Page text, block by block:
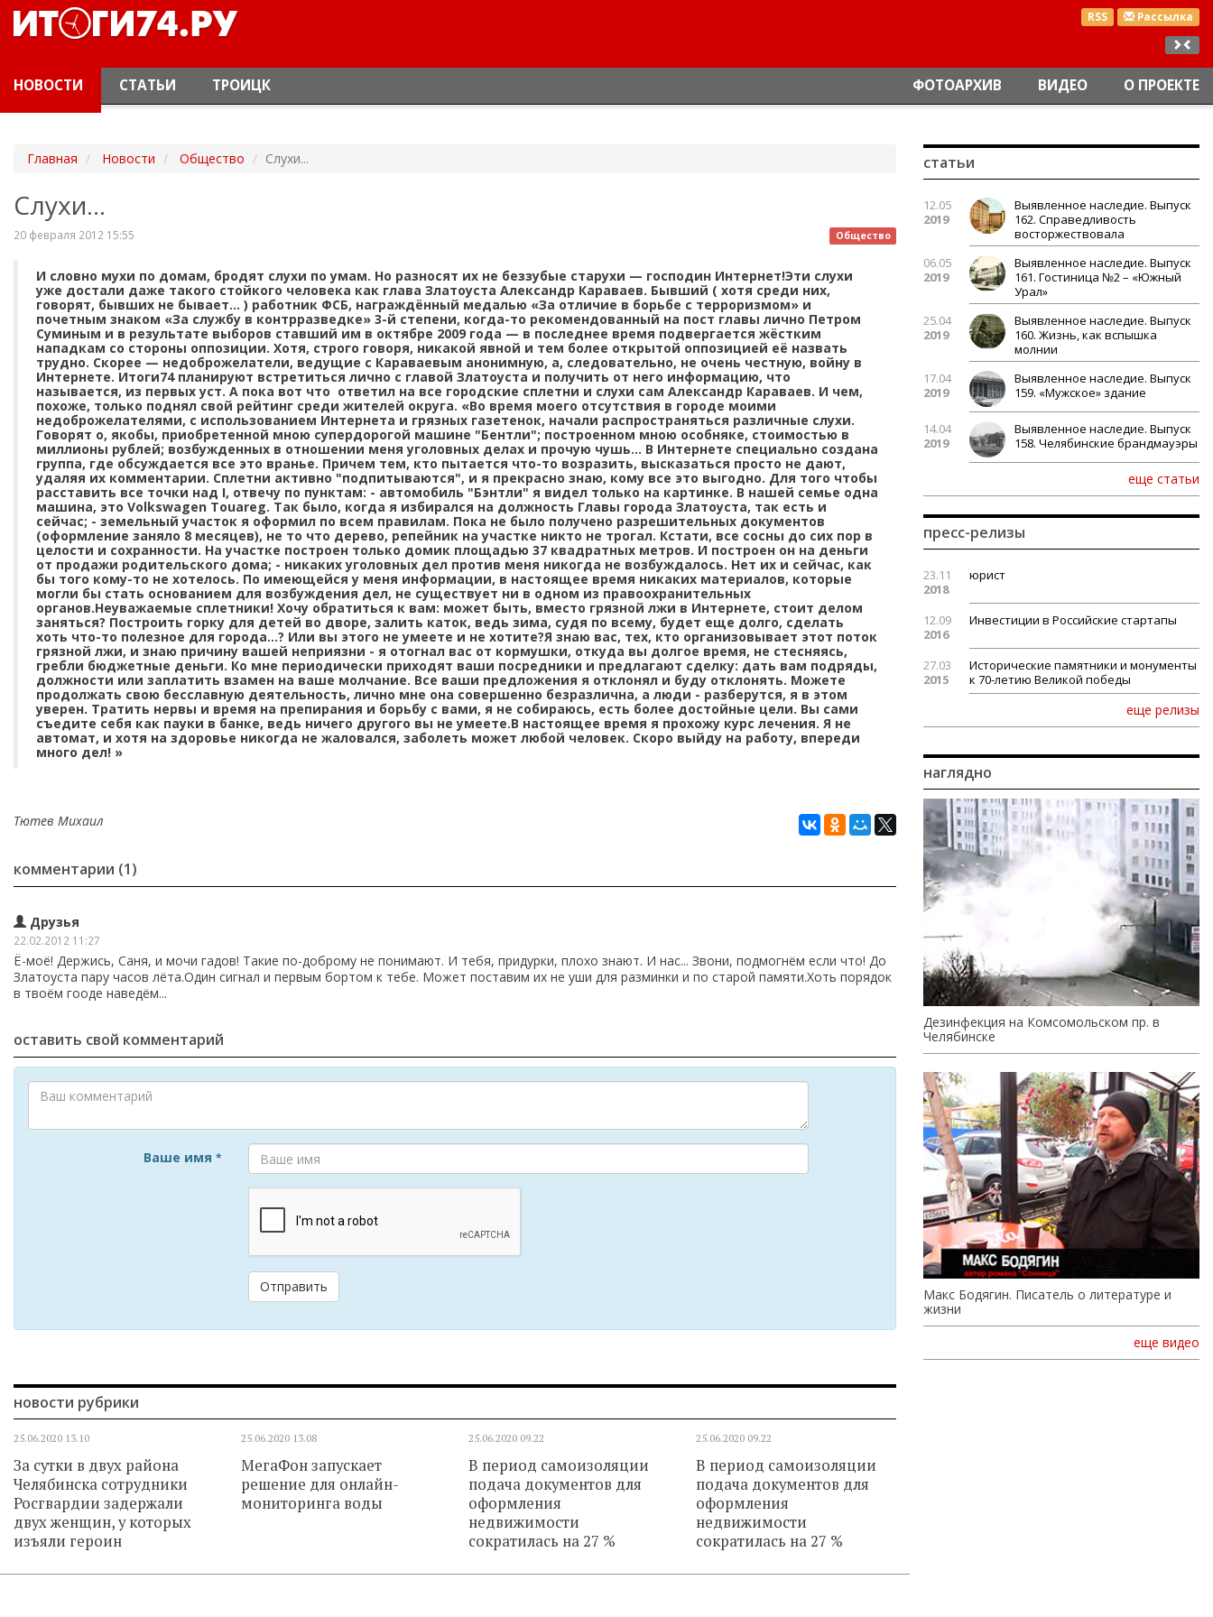
RSS Рассылка
НОВОСТИ СТАТЬИ ТРОИЦК ФОТОАРХИВ ВИДЕО О ПРОЕКТЕ
Главная Новости Общество Слухи...
Слухи...
Общество
20 февраля 2012 15:55
И словно мухи по домам, бродят слухи по умам. Но разносят их не беззубые старухи — господин Интернет!Эти слухи
уже достали даже такого стойкого человека как глава Златоуста Александр Караваев. Бывший ( хотя среди них,
говорят, бывших не бывает… ) работник ФСБ, награждённый медалью «За отличие в борьбе с терроризмом» и
почетным знаком «За службу в контрразведке» 3-й степени, когда-то рекомендованный на пост главы лично Петром
Суминым и в результате выборов ставший им в октябре 2009 года — в последнее время подвергается жёстким
нападкам со стороны оппозиции. Хотя, строго говоря, никакой явной и тем более открытой оппозицией её назвать
трудно. Скорее — недоброжелатели, ведущие с Караваевым анонимную, а, следовательно, не очень честную, войну в
Интернете. Итоги74 планируют встретиться лично с главой Златоуста и получить от него информацию, что
называется, из первых уст. А пока вот что ответил на все городские сплетни и слухи сам Александр Караваев. И чем,
похоже, только поднял свой рейтинг среди жителей округа. «Во время моего отсутствия в городе моими
недоброжелателями, с использованием Интернета и грязных газетенок, начали распространяться различные слухи.
Говорят о, якобы, приобретенной мною супердорогой машине "Бентли"; построенном мною особняке, стоимостью в
миллионы рублей; возбужденных в отношении меня уголовных делах и прочую чушь... В Интернете специально создана
группа, где обсуждается все это вранье. Причем тем, кто пытается что-то возразить, высказаться просто не дают,
удаляя их комментарии. Сплетни активно "подпитываются", и я прекрасно знаю, кому все это выгодно. Для того чтобы
расставить все точки над I, отвечу по пунктам: - автомобиль "Бэнтли" я видел только на картинке. В нашей семье одна
машина, это Volkswagen Touareg. Так было, когда я избирался на должность Главы города Златоуста, так есть и
сейчас; - земельный участок я оформил по всем правилам. Пока не было получено разрешительных документов
(оформление заняло 8 месяцев), не то что дерево, репейник на участке никто не трогал. Кстати, все сосны до сих пор в
целости и сохранности. На участке построен только домик площадью 37 квадратных метров. И построен он на деньги
от продажи родительского дома; - никаких уголовных дел против меня никогда не возбуждалось. Нет их и сейчас, как
бы того кому-то не хотелось. По имеющейся у меня информации, в настоящее время никаких материалов, которые
могли бы стать основанием для возбуждения дел, не существует ни в одном из правоохранительных
органов.Неуважаемые сплетники! Хочу обратиться к вам: может быть, вместо грязной лжи в Интернете, стоит делом
заняться? Построить горку для детей во дворе, залить каток, ведь зима, судя по всему, будет еще долго, сделать
хоть что-то полезное для города...? Или вы этого не умеете и не хотите?Я знаю вас, тех, кто организовывает этот поток
грязной лжи, и знаю причину вашей неприязни - я отогнал вас от кормушки, откуда вы долгое время, не стесняясь,
гребли бюджетные деньги. Ко мне периодически приходят ваши посредники и предлагают сделку: дать вам подряды,
должности или заплатить взамен на ваше молчание. Все ваши предложения я отклонял и буду отклонять. Можете
продолжать свою бесславную деятельность, лично мне она совершенно безразлична, а люди - разберутся, я в этом
уверен. Тратить нервы и время на препирания и борьбу с вами, я не собираюсь, есть более достойные цели. Вы сами
съедите себя как пауки в банке, ведь ничего другого вы не умеете.В настоящее время я прохожу курс лечения. Я не
автомат, и хотя на здоровье никогда не жаловался, заболеть может любой человек. Скоро выйду на работу, впереди
много дел! »
Тютев Михаил
комментарии (1)
Друзья
22.02.2012 11:27
Ё-моё! Держись, Саня, и мочи гадов! Такие по-доброму не понимают. И тебя, придурки, плохо знают. И нас... Звони, подмогнём если что! До
Златоуста пару часов лёта.Один сигнал и первым бортом к тебе. Может поставим их не уши для разминки и по старой памяти.Хоть порядок
в твоём гооде наведём...
оставить свой комментарий
Ваше имя *
Отправить
новости рубрики
25.06.2020 13.10
За сутки в двух района
Челябинска сотрудники
Росгвардии задержали
двух женщин, у которых
изъяли героин
25.06.2020 13.08
МегаФон запускает
решение для онлайн-
мониторинга воды
25.06.2020 09.22
В период самоизоляции
подача документов для
оформления
недвижимости
сократилась на 27 %
25.06.2020 09.22
В период самоизоляции
подача документов для
оформления
недвижимости
сократилась на 27 %
статьи
12.05
2019
Выявленное наследие. Выпуск
162. Справедливость
восторжествовала
06.05
2019
Выявленное наследие. Выпуск
161. Гостиница №2 – «Южный
Урал»
25.04
2019
Выявленное наследие. Выпуск
160. Жизнь, как вспышка
молнии
17.04
2019
Выявленное наследие. Выпуск
159. «Мужское» здание
14.04
2019
Выявленное наследие. Выпуск
158. Челябинские брандмауэры
еще статьи
пресс-релизы
23.11
2018
юрист
12.09
2016
Инвестиции в Российские стартапы
27.03
2015
Исторические памятники и монументы
к 70-летию Великой победы
еще релизы
наглядно
Дезинфекция на Комсомольском пр. в
Челябинске
Макс Бодягин. Писатель о литературе и
жизни
еще видео